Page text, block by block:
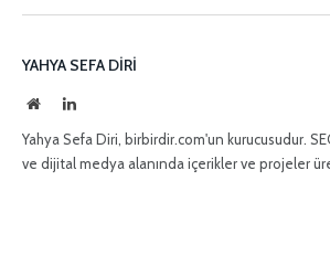
YAHYA SEFA DIRI
İnternetLinkedIn
Yahya Sefa Diri, birbirdir.com'un kurucusudur.
ve dijital medya alanında içerikler ve projeler